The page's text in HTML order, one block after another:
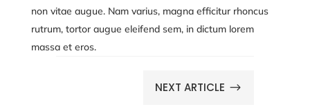
non vitae augue. Nam varius, magna efficitur rhoncus
rutrum, tortor augue eleifend sem, in dictum lorem
massa et eros.
NEXT ARTICLE $